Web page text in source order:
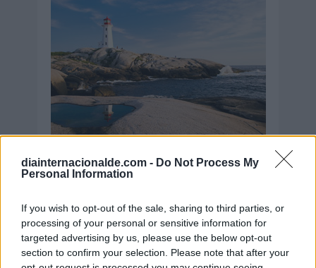
diainternacionalde.com - Do Not Process My
Personal Information
If you wish to opt-out of the sale, sharing to third parties, or
processing of your personal or sensitive information for
targeted advertising by us, please use the below opt-out
section to confirm your selection. Please note that after your
Secciones destacadas